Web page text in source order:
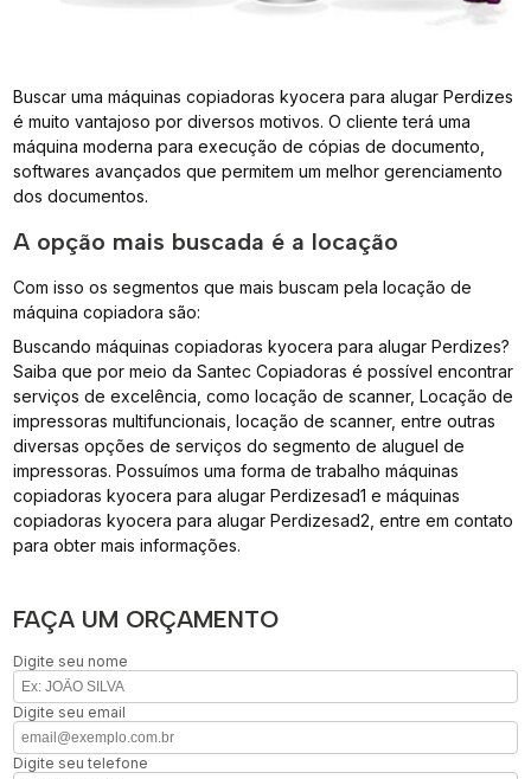
Buscar uma máquinas copiadoras kyocera para alugar Perdizes
é muito vantajoso por diversos motivos. O cliente terá uma
máquina moderna para execução de cópias de documento,
softwares avançados que permitem um melhor gerenciamento
dos documentos.
A opção mais buscada é a locação
Com isso os segmentos que mais buscam pela locação de
máquina copiadora são:
Buscando máquinas copiadoras kyocera para alugar Perdizes?
Saiba que por meio da Santec Copiadoras é possível encontrar
serviços de excelência, como locação de scanner, Locação de
impressoras multifuncionais, locação de scanner, entre outras
diversas opções de serviços do segmento de aluguel de
impressoras. Possuímos uma forma de trabalho máquinas
copiadoras kyocera para alugar Perdizesad1 e máquinas
copiadoras kyocera para alugar Perdizesad2, entre em contato
para obter mais informações.
FAÇA UM ORÇAMENTO
Digite seu nome
Digite seu email
Digite seu telefone